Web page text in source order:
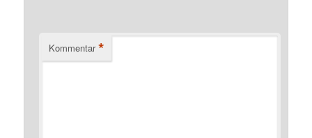
Kommentar *